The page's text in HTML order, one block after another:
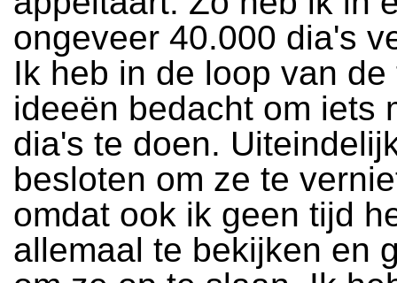
ongeveer 40.000 dia's
Ik heb in de loop van
ideeën bedacht om iets
dia's te doen.
besloten om ze te
omdat ook ik geen tijd
allemaal te bekijken en